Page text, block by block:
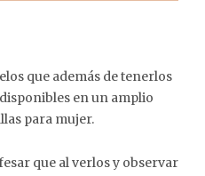
que además de tenerlos
en un amplio
para mujer.
que al verlos y observar